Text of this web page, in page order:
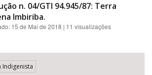
n. 04/GTI 94.945/87: Terra
Imbiriba.
15 de Mai de 2018 | 11 visualizações
Indigenista